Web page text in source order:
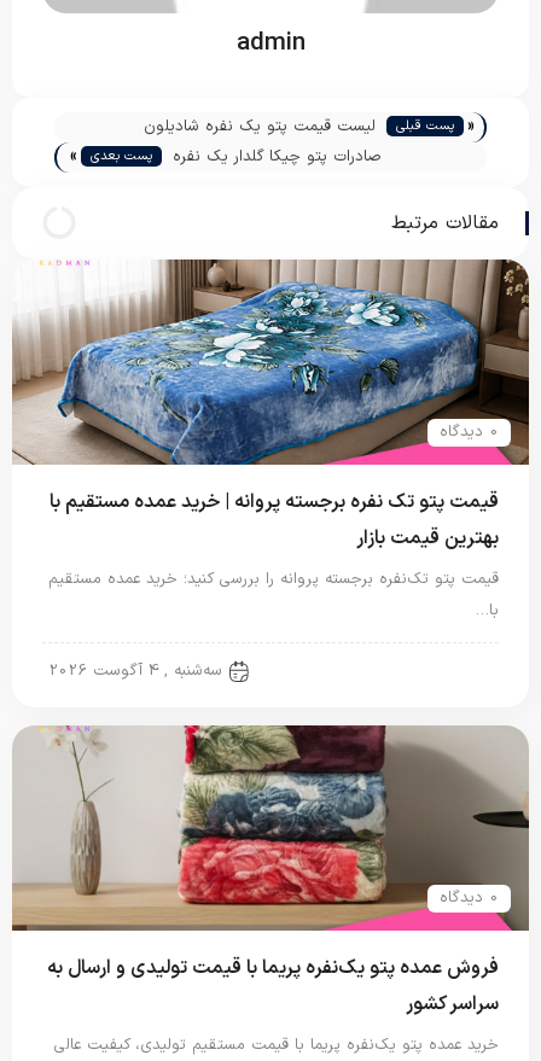
admin
« پست قبلی
لیست قیمت پتو یک نفره شادیلون
صادرات پتو چیکا گلدار یک نفره
پست بعدی »
مقالات مرتبط
0 دیدگاه
قیمت پتو تک نفره برجسته پروانه | خرید عمده مستقیم با
بهترین قیمت بازار
قیمت پتو تک‌نفره برجسته پروانه را بررسی کنید؛ خرید عمده مستقیم
با…
سه‌شنبه , 4 آگوست 2026
0 دیدگاه
فروش عمده پتو یک‌نفره پریما با قیمت تولیدی و ارسال به
سراسر کشور
خرید عمده پتو یک‌نفره پریما با قیمت مستقیم تولیدی، کیفیت عالی